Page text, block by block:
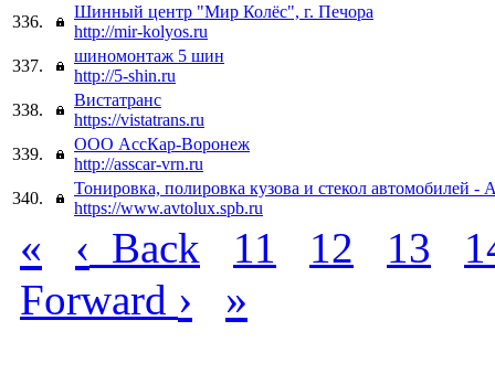
336.
Шинный центр "Мир Колёс", г. Печора
http://mir-kolyos.ru
337.
шиномонтаж 5 шин
http://5-shin.ru
338.
Вистатранс
https://vistatrans.ru
339.
ООО АссКар-Воронеж
http://asscar-vrn.ru
340.
Тонировка, полировка кузова и стекол автомобилей -
https://www.avtolux.spb.ru
« ‹ Back 11 12 13
Forward › »